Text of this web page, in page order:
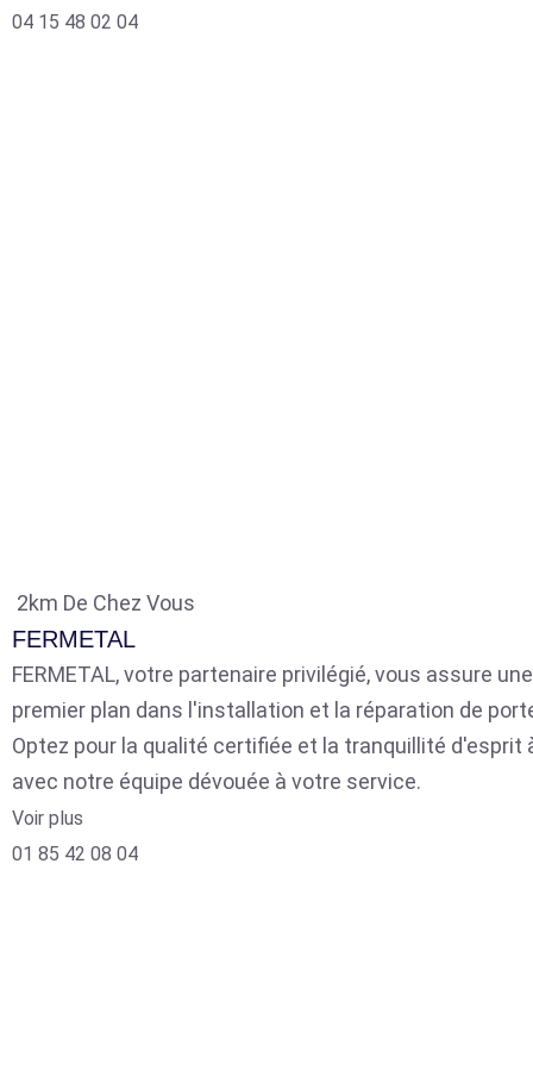
04 15 48 02 04
2km De Chez Vous
FERMETAL
FERMETAL, votre partenaire privilégié, vous assure
premier plan dans l'installation et la réparation de
Optez pour la qualité certifiée et la tranquillité d'esprit
avec notre équipe dévouée à votre service.
Voir plus
01 85 42 08 04